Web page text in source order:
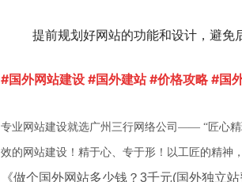
提前规划好网站的功能和设计，避免
#国外网站建设 #国外建站 #价格攻略 #国
专业网站建设就选广州三行网络公司—— “匠心精
效的网站建设！精于心、专于形！以工匠的精神
《做个国外网站多少钱？3千元(国外独立站